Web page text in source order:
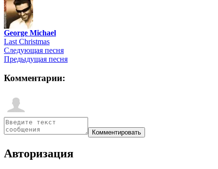
George Michael
Last Christmas
Следующая песня
Предыдущая песня
Комментарии:
Авторизация